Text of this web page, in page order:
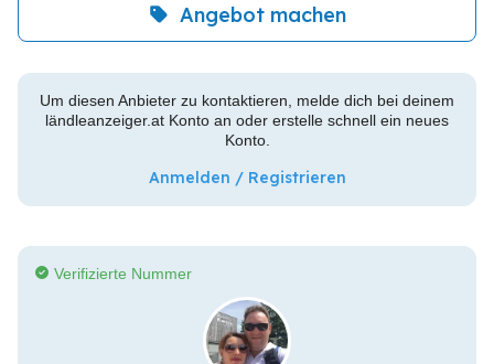
Angebot machen
Um diesen Anbieter zu kontaktieren, melde dich bei deinem
ländleanzeiger.at Konto an oder erstelle schnell ein neues
Konto.
Anmelden / Registrieren
Verifizierte Nummer